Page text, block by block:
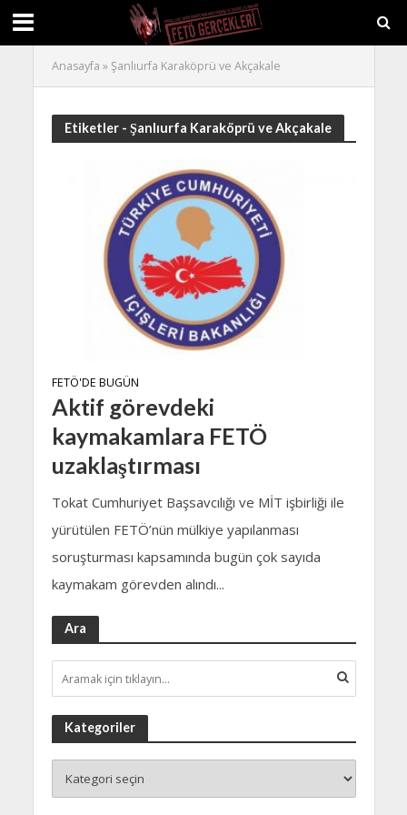
Anasayfa »Şanlıurfa Karaköprü ve Akçakale
Etiketler - Şanlıurfa Karaköprü ve Akçakale
FETÖ'DE BUGÜN
Aktif görevdeki
kaymakamlara FETÖ
uzaklaştırması
Tokat Cumhuriyet Başsavcılığı ve MİT işbirliği ile
yürütülen FETÖ’nün mülkiye yapılanması
soruşturması kapsamında bugün çok sayıda
kaymakam görevden alındı...
Ara
Kategoriler